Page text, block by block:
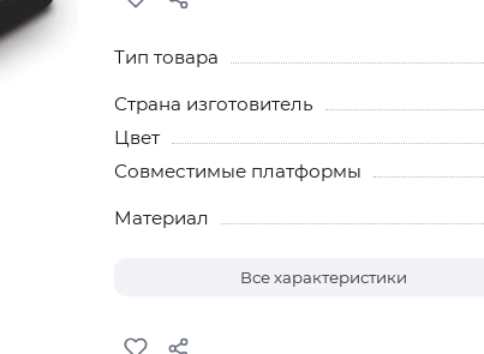
Тип товара
Страна изготовитель
Цвет
Совместимые платформы
Материал
Все характеристики